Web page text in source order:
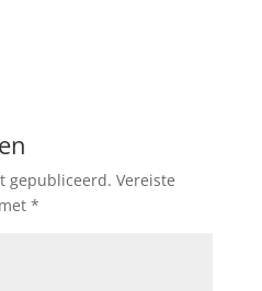
gepubliceerd. Vereiste
*